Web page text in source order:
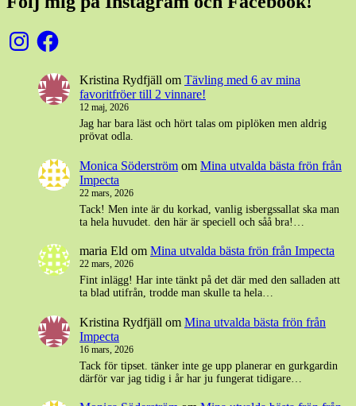
InstagramFacebook
Kristina Rydfjäll om Tävling med 6 av mina
favoritfröer till 2 vinnare!
12 maj, 2026
Jag har bara läst och hört talas om piplöken men aldrig
prövat odla.
Monica Söderström om Mina utvalda bästa frön från
Impecta
22 mars, 2026
Tack! Men inte är du korkad, vanlig isbergssallat ska man
ta hela huvudet. den här är speciell och såå bra!…
maria Eld om Mina utvalda bästa frön från Impecta
22 mars, 2026
Fint inlägg! Har inte tänkt på det där med den salladen att
ta blad utifrån, trodde man skulle ta hela…
Kristina Rydfjäll om Mina utvalda bästa frön från
Impecta
16 mars, 2026
Tack för tipset. tänker inte ge upp planerar en gurkgardin
därför var jag tidig i år har ju fungerat tidigare…